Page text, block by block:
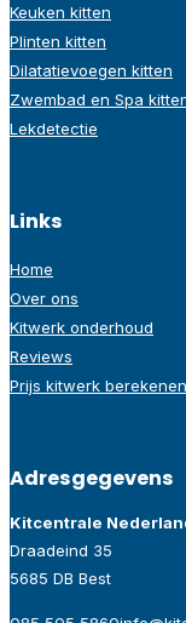
Keuken kitten
Plinten kitten
Dilatatievoegen kitten
Zwembad en Spa
Lekdetectie
Links
Home
Over ons
Kitwerk onderhoud
Reviews
Prijs kitwerk berekenen
Adresgegevens
Kitcentrale
Draadeind 35
5685 DB Best